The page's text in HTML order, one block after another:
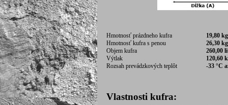
Hmotnosť prázdneho kufra
19,80
Hmotnosť kufra s penou
26,30 kg
Objem kufra
260,00
Výtlak
120,60
Rozsah prevádzkových teplôt
-33 °C
Vlastnosti kufra: